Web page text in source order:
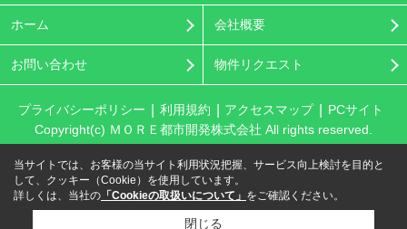
ホーム 会社概要
お問い合わせ 物件リクエスト
プライバシーポリシー 利用規約 アクセスマップ
PCサイト
Copyright(c) ＭＯＲＥ都市開発株式会社 All rights reserved.
当サイトでは、お客様の当サイト利用状況把握、サービス向上検討を目的と
して、クッキー（Cookie）を使用しています。
詳しくは、当社の 「Cookieの取扱いについて」 をご確認ください。
閉じる